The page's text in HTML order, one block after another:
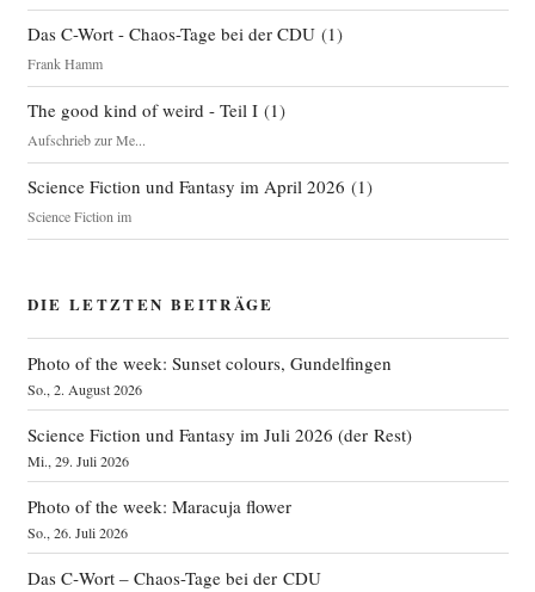
Das C-Wort - Chaos-Tage bei der CDU(1)
Frank Hamm
The good kind of weird - Teil I(1)
Aufschrieb zur Me...
Science Fiction und Fantasy im April 2026 (1)
Science Fiction im
DIE LETZTEN BEITRÄGE
Photo of the week: Sunset colours, Gundelfingen
So., 2. August 2026
Science Fiction und Fantasy im Juli 2026 (der Rest)
Mi., 29. Juli 2026
Photo of the week: Maracuja flower
So., 26. Juli 2026
Das C‑Wort – Chaos-Tage bei der CDU